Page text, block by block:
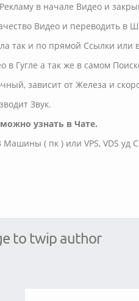
в начале Видео и
Видео и переводить в
так и по прямой Ссылки или
в Гугле а так же в самом
зависит от Железа и
Звук.
узнать в Чате.
( пк ) или VPS, VDS уд
to twip author